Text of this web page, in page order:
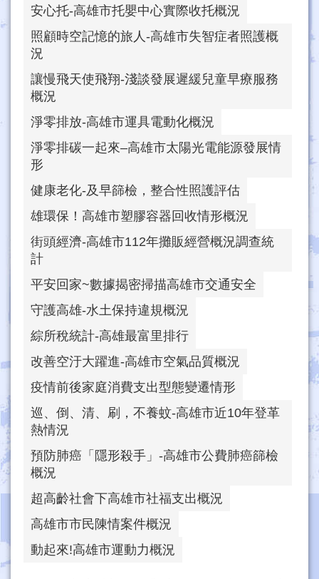
安心托-高雄市托嬰中心實際收托概況
照顧時空記憶的旅人-高雄市失智症者照護概
況
讓慢飛天使飛翔-淺談發展遲緩兒童早療服務
概況
淨零排放-高雄市運具電動化概況
淨零排碳一起來–高雄市太陽光電能源發展情
形
健康老化-及早篩檢，整合性照護評估
雄環保！高雄市塑膠容器回收情形概況
街頭經濟-高雄市112年攤販經營概況調查統
計
平安回家~數據揭密掃描高雄市交通安全
守護高雄-水土保持違規概況
綜所稅統計-高雄最富里排行
改善空汙大躍進-高雄市空氣品質概況
疫情前後家庭消費支出型態變遷情形
巡、倒、清、刷，不養蚊-高雄市近10年登革
熱情況
預防肺癌「隱形殺手」-高雄市公費肺癌篩檢
概況
超高齡社會下高雄市社福支出概況
高雄市市民陳情案件概況
動起來!高雄市運動力概況